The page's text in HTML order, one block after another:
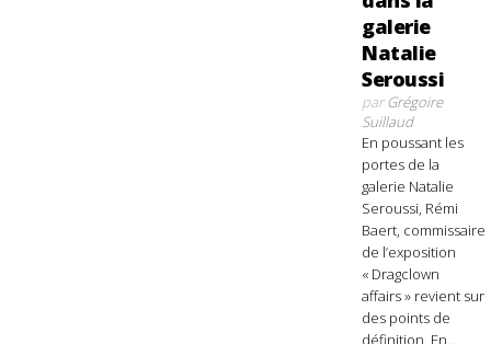
galerie
Natalie
Seroussi
parGrégoire
Suillaud
En poussant les
portes de la
galerie Natalie
Seroussi, Rémi
Baert, commissaire
de l’exposition
« Dragclown
affairs » revient sur
des points de
définition. En...